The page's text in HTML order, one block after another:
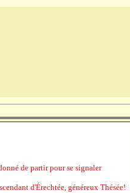
de partir pour se signaler
d'Érechtée, généreux Thésée!